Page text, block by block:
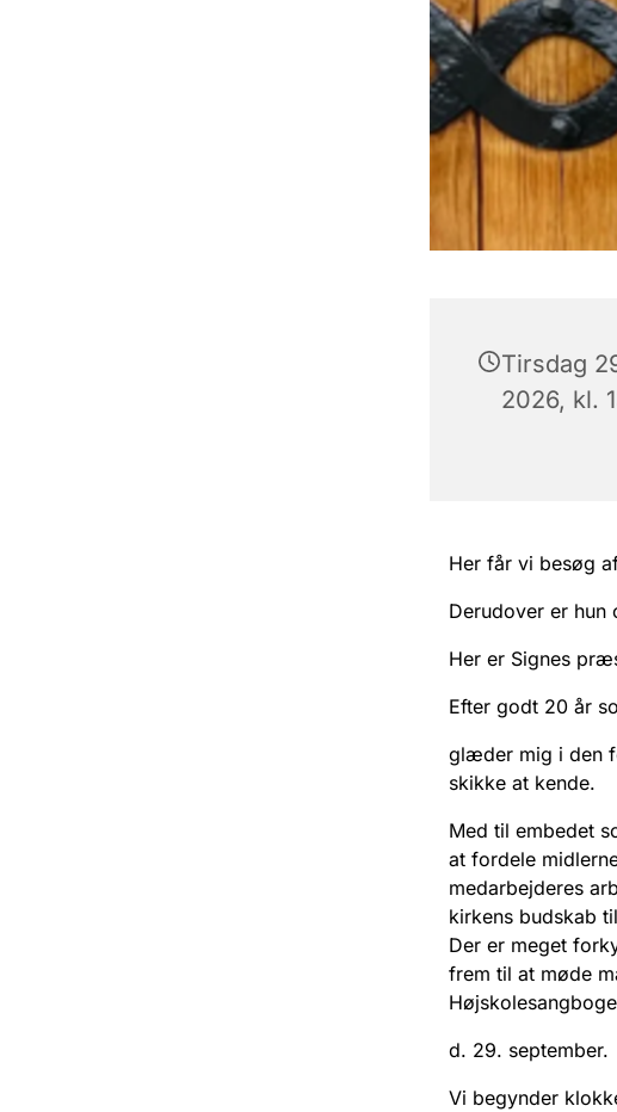
Tirsdag
2026, kl.
Her får vi besøg
Derudover er
Her er Signes
Efter godt 20 år
glæder mig i den
skikke at kende.
Med til embedet
at fordele
medarbejderes
kirkens budskab
Der er meget
frem til at møde
d. 29. september.
Vi begynder